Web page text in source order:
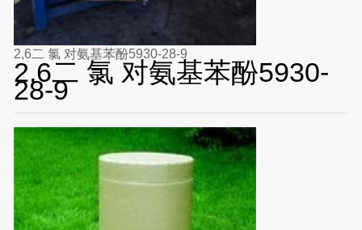
2,6二 氯 对氨基苯酚5930-28-9
2,6二 氯 对氨基苯酚5930-
28-9